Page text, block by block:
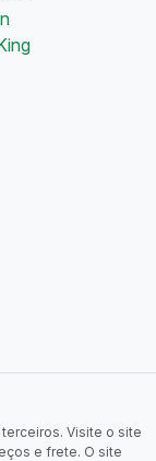
Visite o site
e frete. O site